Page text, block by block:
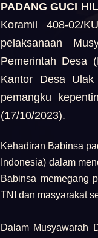
PADANG GUCI
Koramil 408-02/
pelaksanaan
Pemerintah Desa
Kantor Desa
pemangku
(17/10/2023).
Kehadiran Babinsa
Indonesia) dalam
Babinsa memegang
TNI dan masyarakat
Dalam Musyawarah